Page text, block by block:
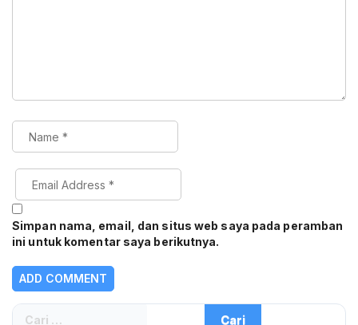
Simpan nama, email, dan situs web saya pada peramban
ini untuk komentar saya berikutnya.
Cari